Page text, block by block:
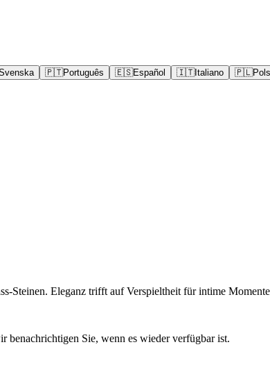
🇵🇹Português 🇪🇸Español 🇮🇹Italiano 🇵🇱
Steinen. Eleganz trifft auf Verspieltheit für intime
benachrichtigen Sie, wenn es wieder verfügbar ist.